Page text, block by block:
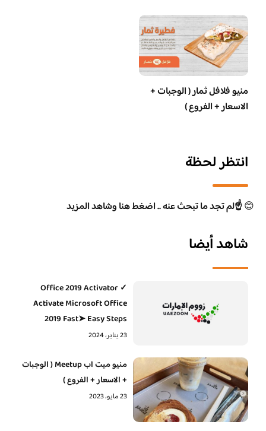
منيو فلافل ثمار ( الوجبات +
الاسعار + الفروع )
انتظر لحظة
😊☝️لم تجد ما تبحث عنه .. اضغط هنا وشاهد المزيد
شاهد أيضا
Office 2019 Activator ✓
Activate Microsoft Office
2019 Fast➤ Easy Steps
23 يناير، 2024
منيو ميت اب Meetup ( الوجبات
+ الاسعار + الفروع )
23 مايو، 2023